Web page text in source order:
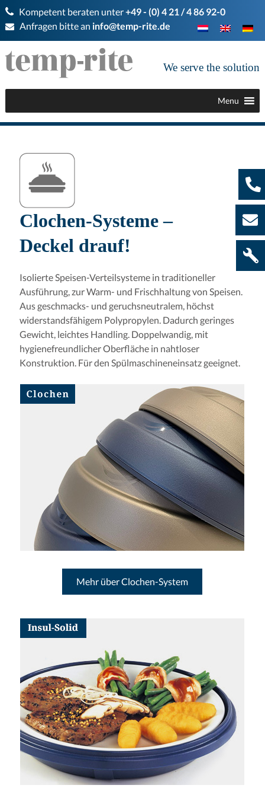
Kompetent beraten unter+49 - (0) 4 21 / 4 86 92-0
Anfragen bitte an info@temp-rite.de
We serve the solution
Menu
Clochen-Systeme –
Deckel drauf!
Isolierte Speisen-Verteilsysteme in traditioneller
Ausführung, zur Warm- und Frischhaltung von Speisen.
Aus geschmacks- und geruchsneutralem, höchst
widerstandsfähigem Polypropylen. Dadurch geringes
Gewicht, leichtes Handling. Doppelwandig, mit
hygienefreundlicher Oberfläche in nahtloser
Konstruktion. Für den Spülmaschineneinsatz geeignet.
Mehr über Clochen-System